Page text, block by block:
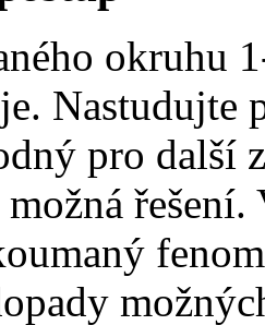
okruhu
pro další